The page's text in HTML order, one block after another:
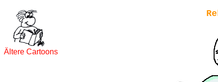
Ältere Cartoons